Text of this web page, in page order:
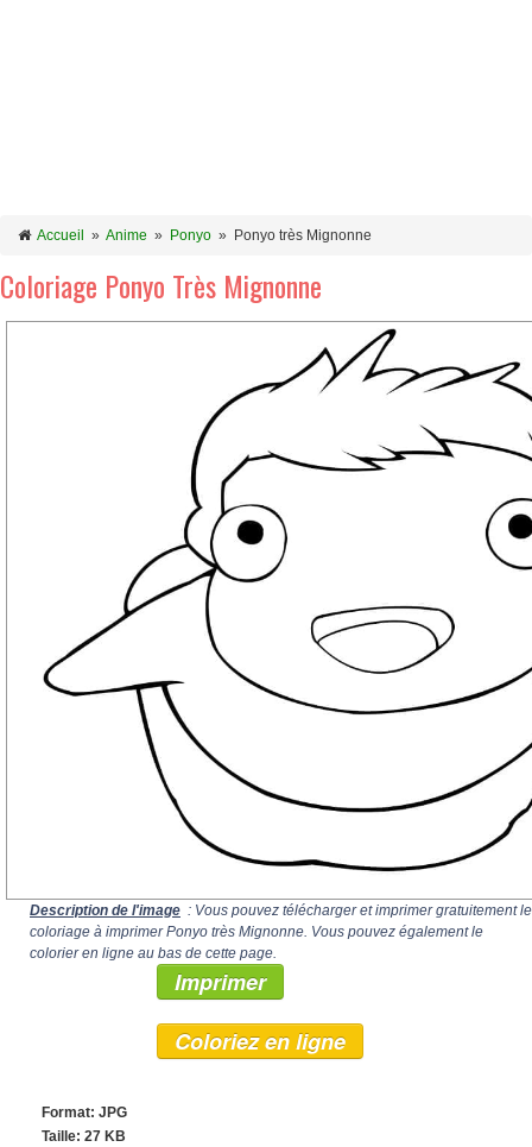
Accueil » Anime » Ponyo » Ponyo très Mignonne
Coloriage Ponyo Très Mignonne
Description de l'image : Vous pouvez télécharger et imprimer gratuitement le
coloriage à imprimer Ponyo très Mignonne. Vous pouvez également le
colorier en ligne au bas de cette page.
Imprimer
Coloriez en ligne
Format: JPG
Taille: 27 KB